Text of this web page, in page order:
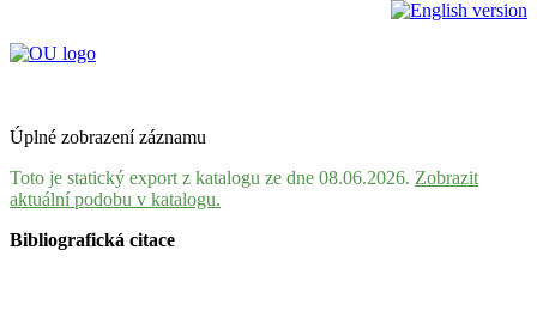
Úplné zobrazení záznamu
Toto je statický export z katalogu ze dne 08.06.2026. Zobrazit
aktuální podobu v katalogu.
Bibliografická citace